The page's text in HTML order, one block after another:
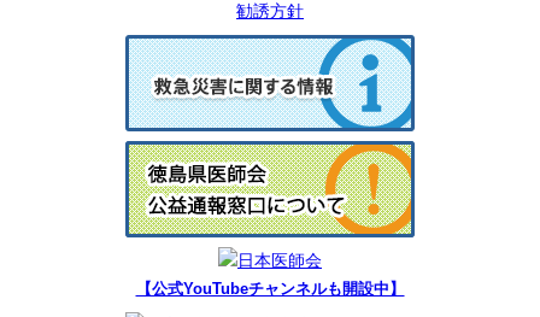
勧誘方針
【公式YouTubeチャンネルも開設中】